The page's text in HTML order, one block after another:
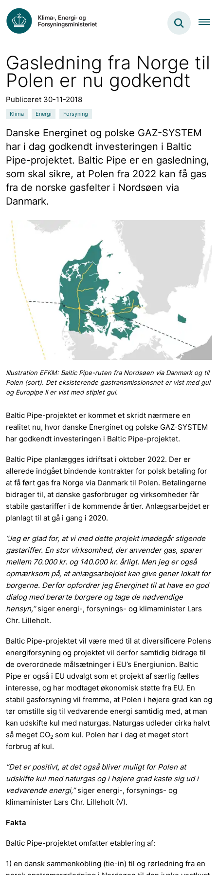
Gasledning fra Norge til
Polen er nu godkendt
Publiceret 30-11-2018
Klima Energi Forsyning
Danske Energinet og polske GAZ-SYSTEM
har i dag godkendt investeringen i Baltic
Pipe-projektet. Baltic Pipe er en gasledning,
som skal sikre, at Polen fra 2022 kan få gas
fra de norske gasfelter i Nordsøen via
Danmark.
Illustration EFKM: Baltic Pipe-ruten fra Nordsøen via Danmark og til
Polen (sort). Det eksisterende gastransmissionsnet er vist med gul
og Europipe II er vist med stiplet gul.
Baltic Pipe-projektet er kommet et skridt nærmere en
realitet nu, hvor danske Energinet og polske GAZ-SYSTEM
har godkendt investeringen i Baltic Pipe-projektet.
Baltic Pipe planlægges idriftsat i oktober 2022. Der er
allerede indgået bindende kontrakter for polsk betaling for
at få ført gas fra Norge via Danmark til Polen. Betalingerne
bidrager til, at danske gasforbruger og virksomheder får
stabile gastariffer i de kommende årtier. Anlægsarbejdet er
planlagt til at gå i gang i 2020.
”Jeg er glad for, at vi med dette projekt imødegår stigende
gastariffer. En stor virksomhed, der anvender gas, sparer
mellem 70.000 kr. og 140.000 kr. årligt. Men jeg er også
opmærksom på, at anlægsarbejdet kan give gener lokalt for
borgerne. Derfor opfordrer jeg Energinet til at have en god
dialog med berørte borgere og tage de nødvendige
hensyn,”siger energi-, forsynings- og klimaminister Lars
Chr. Lilleholt.
Baltic Pipe-projektet vil være med til at diversificere Polens
energiforsyning og projektet vil derfor samtidig bidrage til
de overordnede målsætninger i EU’s Energiunion. Baltic
Pipe er også i EU udvalgt som et projekt af særlig fælles
interesse, og har modtaget økonomisk støtte fra EU. En
stabil gasforsyning vil fremme, at Polen i højere grad kan og
tør omstille sig til vedvarende energi samtidig med, at man
kan udskifte kul med naturgas. Naturgas udleder cirka halvt
så meget CO2 som kul. Polen har i dag et meget stort
forbrug af kul.
”Det er positivt, at det også bliver muligt for Polen at
udskifte kul med naturgas og i højere grad kaste sig ud i
vedvarende energi,”siger energi-, forsynings- og
klimaminister Lars Chr. Lilleholt (V).
Fakta
Baltic Pipe-projektet omfatter etablering af:
1) en dansk sammenkobling (tie-in) til og rørledning fra en